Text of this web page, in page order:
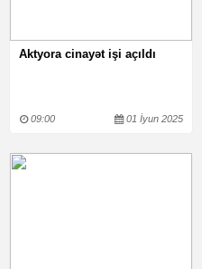
Aktyora cinayət işi açıldı
09:00 01 İyun 2025